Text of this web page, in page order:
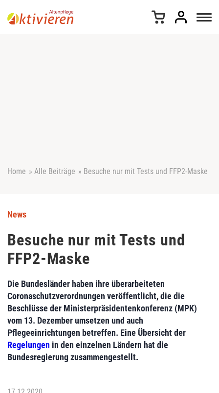
Home » Alle Beiträge » Besuche nur mit Tests und FFP2-Maske
News
Besuche nur mit Tests und
FFP2-Maske
Die Bundesländer haben ihre überarbeiteten
Coronaschutzverordnungen veröffentlicht, die die
Beschlüsse der Ministerpräsidentenkonferenz (MPK)
vom 13. Dezember umsetzen und auch
Pflegeeinrichtungen betreffen. Eine Übersicht der
Regelungen in den einzelnen Ländern hat die
Bundesregierung zusammengestellt.